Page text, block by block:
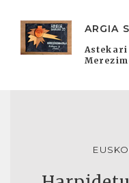
ARGIA